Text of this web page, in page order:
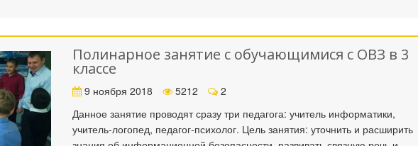
Полинарное занятие с обучающимися с ОВЗ в 3
классе
9 ноября 2018 5212
2
Данное занятие проводят сразу три педагога: учитель информатики,
учитель-логопед, педагог-психолог. Цель занятия: уточнить и расширить